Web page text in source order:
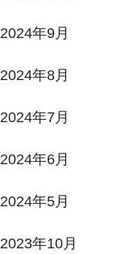
2024年9月
2024年8月
2024年7月
2024年6月
2024年5月
2023年10月